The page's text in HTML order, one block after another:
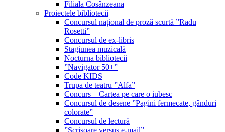
Filiala Cosânzeana
Proiectele bibliotecii
Concursul național de proză scurtă ”Radu
Rosetti”
Concursul de ex-libris
Stagiunea muzicală
Nocturna bibliotecii
”Navigator 50+”
Code KIDS
Trupa de teatru ”Alfa”
Concurs – Cartea pe care o iubesc
Concursul de desene ”Pagini fermecate, gânduri
colorate”
Concursul de lectură